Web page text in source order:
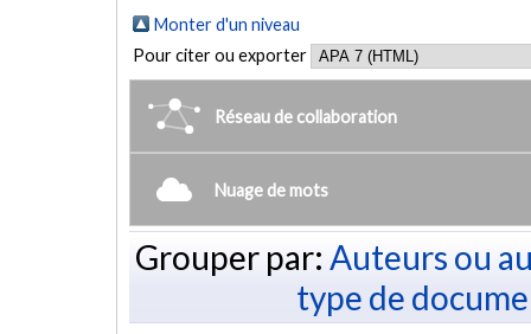
Monter d'un niveau
Pour citer ou exporter
Réseau de collaboration
Nuage de mots
Grouper par: Auteurs ou
type de